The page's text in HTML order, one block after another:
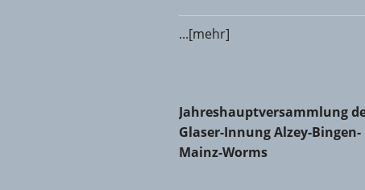
...[mehr]
Jahreshauptversammlung der
Jahreshauptversammlung
Glaser-Innung Alzey-Bingen-
Mainz-Worms